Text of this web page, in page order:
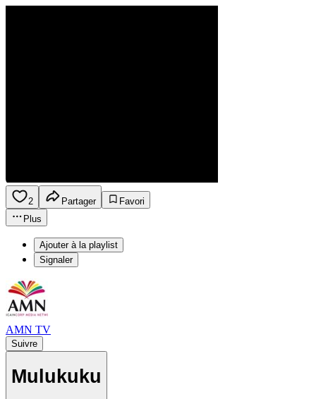
2 Partager
Favori
Plus
Ajouter à la playlist
Signaler
AMN TV
Suivre
Mulukuku